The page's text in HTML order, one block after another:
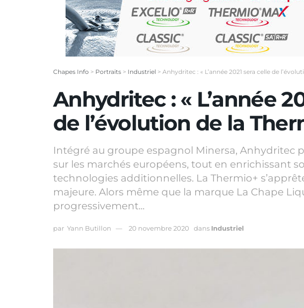
Chapes Info > Portraits > Industriel > Anhydritec : « L’année 2021 sera celle de
Anhydritec : « L’année
de l’évolution de la
Intégré au groupe espagnol Minersa, Anhydritec
sur les marchés européens, tout en enrichissant
technologies additionnelles. La Thermio+
majeure. Alors même que la marque La Chape
progressivement...
par Yann Butillon 20 novembre 2020 dans Industriel